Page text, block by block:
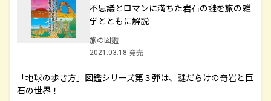
不思議とロマンに満ちた岩石の謎を旅の雑
学とともに解説
旅の図鑑
2021.03.18 発売
「地球の歩き方」図鑑シリーズ第３弾は、謎だらけの奇岩と巨
石の世界！